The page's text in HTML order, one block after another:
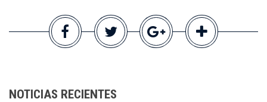
NOTICIAS RECIENTES